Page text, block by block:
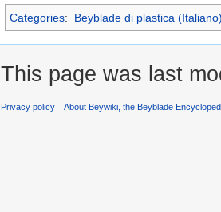
Categories: Beyblade di plastica
This page was last
Privacy policy About Beywiki, the Beyblade